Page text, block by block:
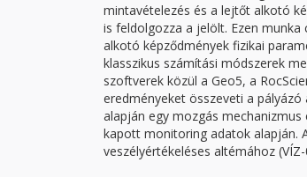
mintavételezés és a lejtőt alkotó
is feldolgozza a jelölt. Ezen
alkotó képződmények fizikai
klasszikus számítási módszerek
szoftverek közül a Geo5, a
eredményeket összeveti a
alapján egy mozgás
kapott monitoring adatok alapján.
veszélyértékeléses altémához